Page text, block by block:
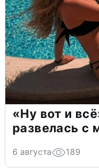
«Ну вот и
развелась
6 августа 189